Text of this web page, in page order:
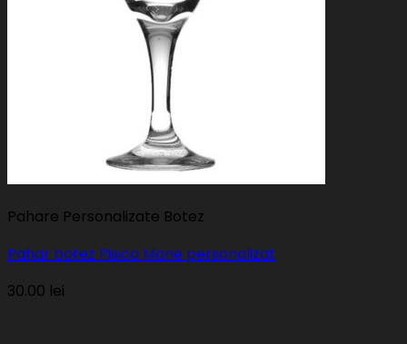
Pahare Personalizate Botez
Pahar botez Pisica Marie personalizat
30.00 lei